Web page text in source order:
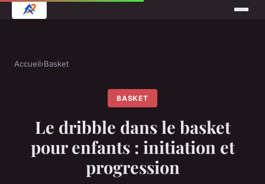
Accueil›Basket
BASKET
Le dribble dans le basket
pour enfants : initiation et
progression